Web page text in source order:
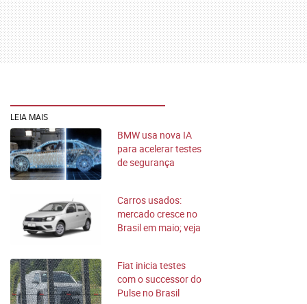
LEIA MAIS
BMW usa nova IA
para acelerar testes
de segurança
Carros usados:
mercado cresce no
Brasil em maio; veja
Fiat inicia testes
com o successor do
Pulse no Brasil